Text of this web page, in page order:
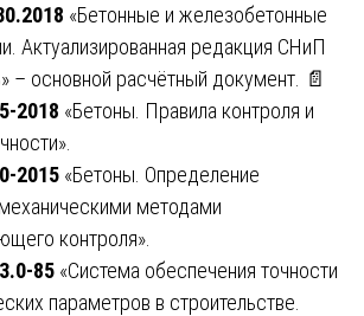
«Бетонные и железобетонные
Актуализированная редакция СНиП
– основной расчётный документ. 📄
2018 «Бетоны. Правила контроля и
2015 «Бетоны. Определение
методами
контроля».
85 «Система обеспечения точности
параметров в строительстве.